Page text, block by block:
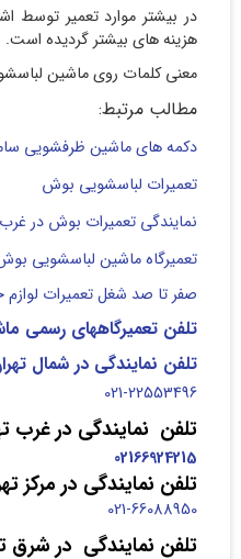
در بیشتر موارد تعمیر
هزینه های بیشتر گردیده است.
معنی کلمات روی ماشین لباسشویی
مطالب مرتبط:
دکمه های ماشین ظرفشویی
تعمیرات لباسشویی بوش
نمایندگی تعمیرات بوش در
تعمیرگاه ماشین لباسشویی
صفر تا صد شغل تعمیرات لوازم
تلفن تعمیرگاههای رسمی
تلفن نمایندگی در شمال
021-22553496
تلفن نمایندگی در غرب
02166924215
تلفن نمایندگی در مرکز
021-66088950
تلفن نمایندگی در شرق